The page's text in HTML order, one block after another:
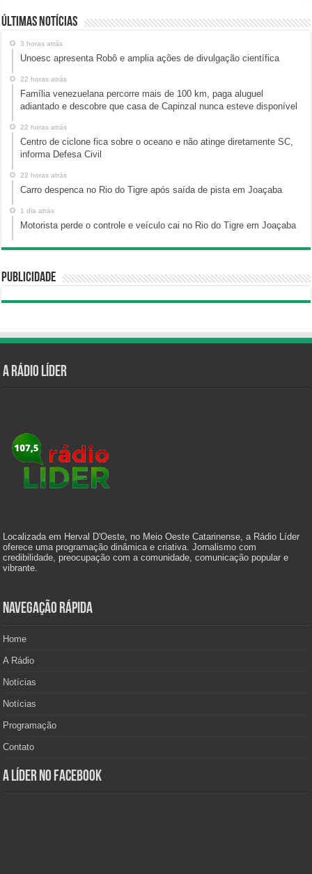
Últimas Notícias
3 horas atrás
Unoesc apresenta Robô e amplia ações de divulgação científica
22 horas atrás
Família venezuelana percorre mais de 100 km, paga aluguel
adiantado e descobre que casa de Capinzal nunca esteve disponível
22 horas atrás
Centro de ciclone fica sobre o oceano e não atinge diretamente SC,
informa Defesa Civil
22 horas atrás
Carro despenca no Rio do Tigre após saída de pista em Joaçaba
1 dia atrás
Motorista perde o controle e veículo cai no Rio do Tigre em Joaçaba
Publicidade
A Rádio Líder
Localizada em Herval D'Oeste, no Meio Oeste Catarinense, a Rádio Líder
oferece uma programação dinâmica e criativa. Jornalismo com
credibilidade, preocupação com a comunidade, comunicação popular e
vibrante.
Navegação Rápida
Home
A Rádio
Notícias
Notícias
Programação
Contato
A Líder no Facebook